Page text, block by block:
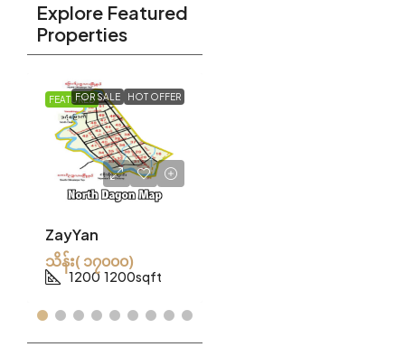
Explore Featured
Properties
FEATUREDFOR SALE HOT OFFER
ZayYan
သိန်း( ၁၇၀၀၀)
1200 1200sqft
.